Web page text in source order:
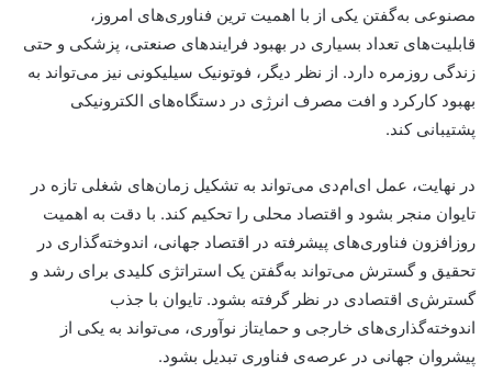
مصنوعی به‌گفتن یکی از با اهمیت ترین فناوری‌های امروز،
قابلیت‌های تعداد بسیاری در بهبود فرایندهای صنعتی، پزشکی و حتی
زندگی روزمره دارد. از نظر دیگر، فوتونیک سیلیکونی نیز می‌تواند به
بهبود کارکرد و افت مصرف انرژی در دستگاه‌های الکترونیکی
پشتیبانی کند.
در نهایت، عمل ای‌ام‌دی می‌تواند به تشکیل زمان‌های شغلی تازه در
تایوان منجر بشود و اقتصاد محلی را تحکیم کند. با دقت به اهمیت
روزافزون فناوری‌های پیشرفته در اقتصاد جهانی، اندوخته‌گذاری در
تحقیق و گسترش می‌تواند به‌گفتن یک استراتژی کلیدی برای رشد و
گسترش‌ی اقتصادی در نظر گرفته بشود. تایوان با جذب
اندوخته‌گذاری‌های خارجی و حمایتاز نوآوری، می‌تواند به یکی از
پیشروان جهانی در عرصه‌ی فناوری تبدیل بشود.